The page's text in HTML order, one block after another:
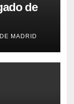
de
MADRID